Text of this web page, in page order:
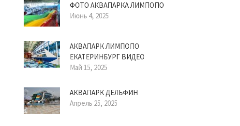
ФОТО АКВАПАРКА ЛИМПОПО
Июнь 4, 2025
АКВАПАРК ЛИМПОПО
ЕКАТЕРИНБУРГ ВИДЕО
Май 15, 2025
АКВАПАРК ДЕЛЬФИН
Апрель 25, 2025